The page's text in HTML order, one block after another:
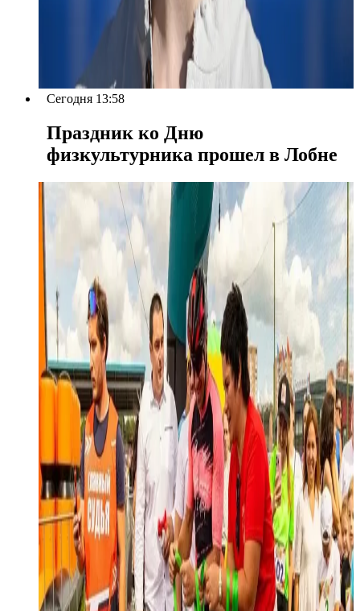
Сегодня 13:58
Праздник ко Дню
физкультурника прошел в Лобне